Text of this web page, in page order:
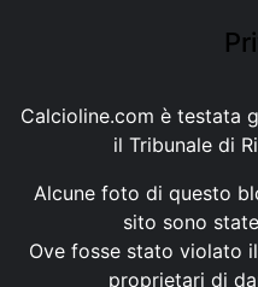
Calcioline.com è testata
il Tribunale di
Alcune foto di questo
sito sono
Ove fosse stato violato
proprietari di